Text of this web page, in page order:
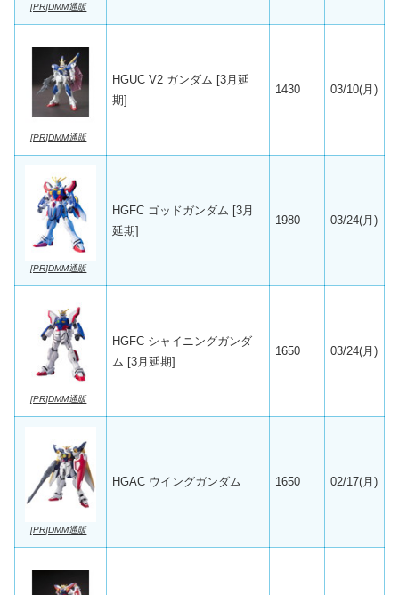
[PR]DMM通販
[PR]DMM通販
HGUC V2 ガンダム [3月延
期]
1430 03/10(月)
[PR]DMM通販
HGFC ゴッドガンダム [3月
延期]
1980 03/24(月)
[PR]DMM通販
HGFC シャイニングガンダ
ム [3月延期]
1650 03/24(月)
[PR]DMM通販
HGAC ウイングガンダム 1650 02/17(月)